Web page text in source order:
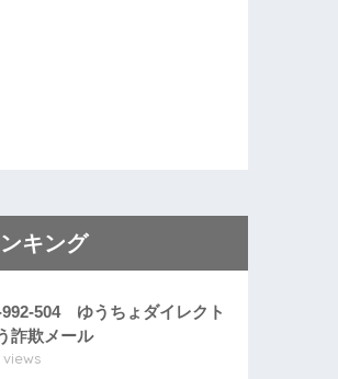
キング
992-504 ゆうちょダイレクト
詐欺メール
views